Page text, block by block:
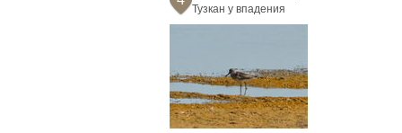
Тузкан у впадения